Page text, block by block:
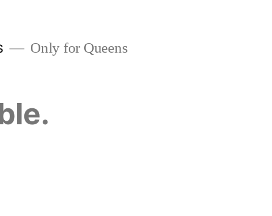
Only for Queens